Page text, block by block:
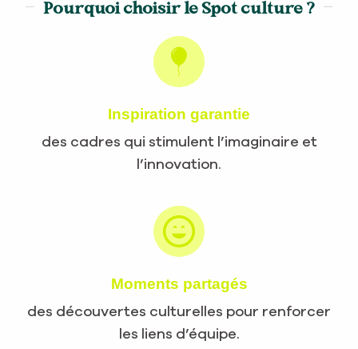
Pourquoi choisir le Spot culture ?
Inspiration garantie
des cadres qui stimulent l’imaginaire et
l’innovation.
Moments partagés
des découvertes culturelles pour renforcer
les liens d’équipe.